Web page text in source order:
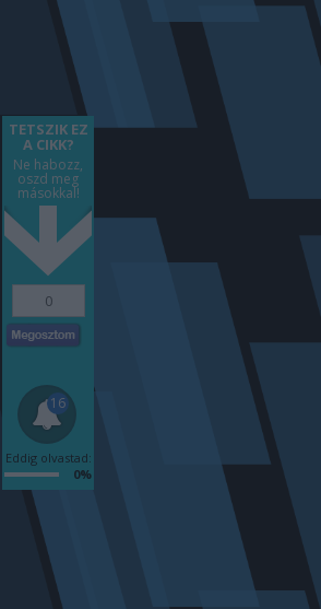
TETSZIK EZ
A CIKK?
Ne habozz,
oszd meg
másokkal!
0
16
Eddig olvastad:
0%